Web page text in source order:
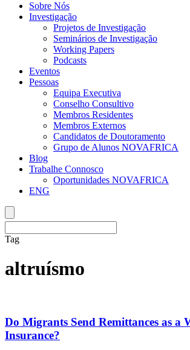
Sobre Nós
Investigação
Projetos de Investigação
Seminários de Investigação
Working Papers
Podcasts
Eventos
Pessoas
Equipa Executiva
Conselho Consultivo
Membros Residentes
Membros Externos
Candidatos de Doutoramento
Grupo de Alunos NOVAFRICA
Blog
Trabalhe Connosco
Oportunidades NOVAFRICA
ENG
Tag
altruísmo
Do Migrants Send Remittances as a
Insurance?